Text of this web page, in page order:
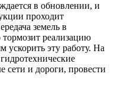
в обновлении, и
проходит
земель в
реализацию
ускорить эту работу. На
и дороги, провести